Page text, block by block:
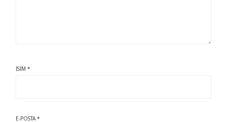
İSIM*
E-POSTA*